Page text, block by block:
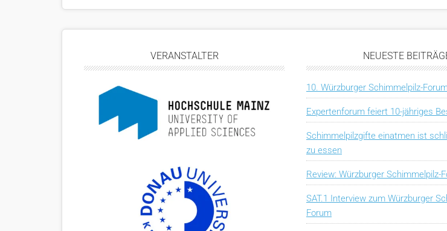
VERANSTALTER NEUESTE
10. Würzburger Schimmelpilz-
Expertenforum feiert 10-jähriges
Schimmelpilzgifte einatmen ist
zu essen
Review: Würzburger Schimmelpilz-
SAT.1 Interview zum Würzburger
Forum